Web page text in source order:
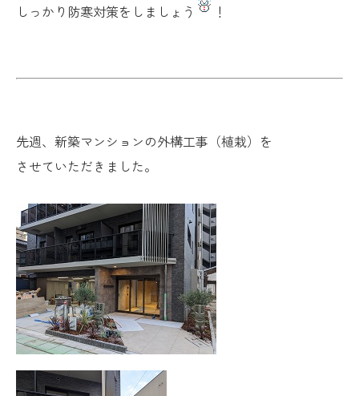
しっかり防寒対策をしましょう
！
先週、新築マンションの外構工事（植栽）を
させていただきました。